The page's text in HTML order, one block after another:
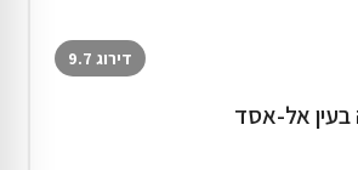
דירוג 9.7